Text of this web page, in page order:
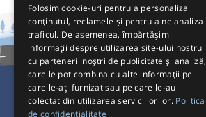
Pentru Călători
Folosim cookie-uri pentru a personaliza
conținutul, reclamele și pentru a ne analiza
traficul. De asemenea, împărtășim
informații despre utilizarea site-ului nostru
cu partenerii noștri de publicitate și analiză,
care le pot combina cu alte informații pe
care le-ați furnizat sau pe care le-au
colectat din utilizarea serviciilor lor. Politica
de confidențialitate